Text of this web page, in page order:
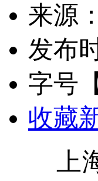
来源
发布
字号
收藏
上海